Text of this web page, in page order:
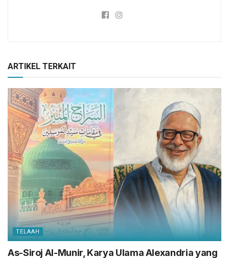
ARTIKEL TERKAIT
TELAAH
As-Siroj Al-Munir, Karya Ulama Alexandria yang